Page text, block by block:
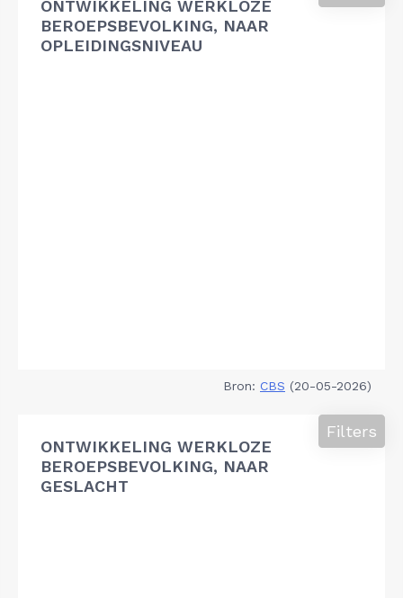
ONTWIKKELING WERKLOZE
BEROEPSBEVOLKING, NAAR
OPLEIDINGSNIVEAU
Bron: CBS (20-05-2026)
ONTWIKKELING WERKLOZE
BEROEPSBEVOLKING, NAAR
GESLACHT
Filters